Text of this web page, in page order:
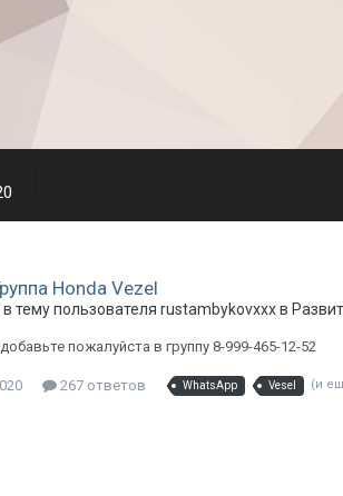
Honda Vezel
тему пользователя rustambykovxxxв
пожалуйста в группу 8-999-465-12-52
267 ответов WhatsApp Vesel (и